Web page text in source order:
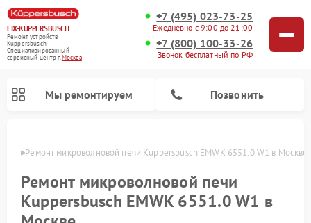
FIX-KUPPERSBUSCH
Ремонт устройств
Kuppersbusch
Специализированный
cервисный центр г.Москва
+7 (495) 023-73-25
Ежедневно с 9:00 до 21:00
+7 (800) 100-33-26
Звонок бесплатный по РФ
Мы ремонтируем Позвонить
Ремонт микроволновой печи Kuppersbusch EMWK 6551.0 W1 в Москве
Ремонт микроволновой печи
Kuppersbusch EMWK 6551.0 W1 в